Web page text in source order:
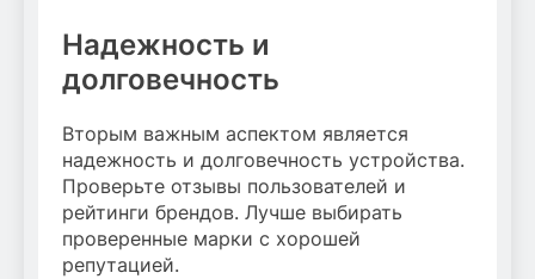
Надежность и
долговечность
Вторым важным аспектом является
надежность и долговечность устройства.
Проверьте отзывы пользователей и
рейтинги брендов. Лучше выбирать
проверенные марки с хорошей
репутацией.